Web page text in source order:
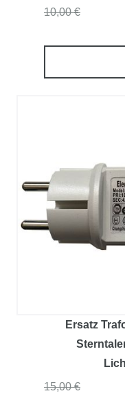
10,00 €
Ersatz
15,00 €